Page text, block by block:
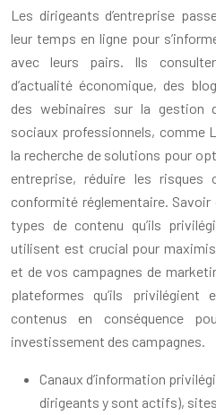
Les dirigeants d’entreprise
leur temps en ligne pour
avec leurs pairs. Ils
d’actualité économique, des
des webinaires sur la gestion
sociaux professionnels, comme
la recherche de solutions pour
entreprise, réduire les risques
conformité réglementaire.
types de contenu qu’ils
utilisent est crucial pour
et de vos campagnes de
plateformes qu’ils
contenus en conséquence
investissement des campagnes.
Canaux d’information
dirigeants y sont actifs),